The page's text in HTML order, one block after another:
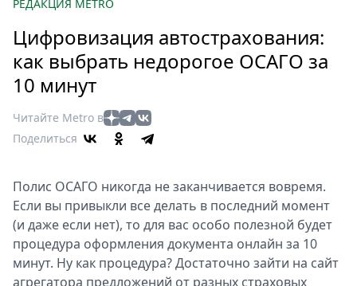
Мир
Здоровье
Еда
Туризм
Мода
Кино
Афиша
Книги
Выставки
Пресс-
РЕДАКЦИЯ METRO
Цифровизация автострахования:
как выбрать недорогое ОСАГО за
10 минут
Читайте Metro в
Поделиться
Полис ОСАГО никогда не заканчивается вовремя.
Если вы привыкли все делать в последний момент
(и даже если нет), то для вас особо полезной будет
процедура оформления документа онлайн за 10
минут. Ну как процедура? Достаточно зайти на сайт
агрегатора предложений от разных страховых